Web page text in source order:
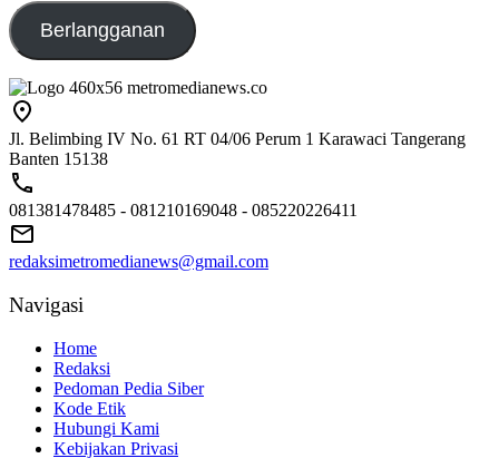
Berlangganan
Jl. Belimbing IV No. 61 RT 04/06 Perum 1 Karawaci Tangerang
Banten 15138
081381478485 - 081210169048 - 085220226411
redaksimetromedianews@gmail.com
Navigasi
Home
Redaksi
Pedoman Pedia Siber
Kode Etik
Hubungi Kami
Kebijakan Privasi